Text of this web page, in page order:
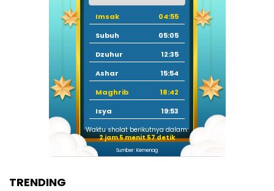
Imsak
04:55
Subuh
05:05
Dzuhur
12:35
Ashar
15:54
Maghrib
18:42
Isya
19:53
Waktu sholat berikutnya dalam:
2 jam 5 menit 56 detik
Sumber: Kemenag
TRENDING